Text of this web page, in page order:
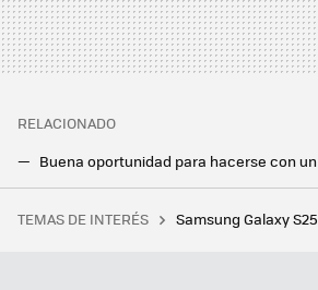
RELACIONADO
TEMAS DE INTERÉS Samsung Galaxy S25